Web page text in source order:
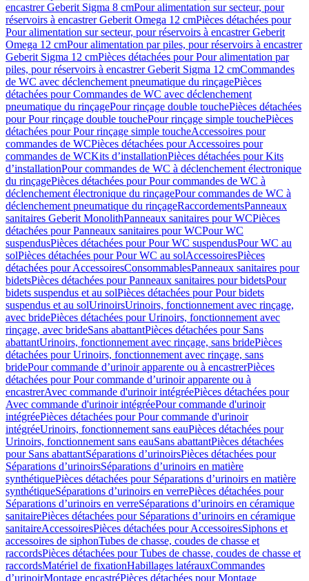
encastrer Geberit Sigma 8 cmPour alimentation sur secteur, pour
réservoirs à encastrer Geberit Omega 12 cmPièces détachées pour
Pour alimentation sur secteur, pour réservoirs à encastrer Geberit
Omega 12 cmPour alimentation par piles, pour réservoirs à encastrer
Geberit Sigma 12 cmPièces détachées pour Pour alimentation par
piles, pour réservoirs à encastrer Geberit Sigma 12 cmCommandes
de WC avec déclenchement pneumatique du rinçagePièces
détachées pour Commandes de WC avec déclenchement
pneumatique du rinçagePour rinçage double touchePièces détachées
pour Pour rinçage double touchePour rinçage simple touchePièces
détachées pour Pour rinçage simple toucheAccessoires pour
commandes de WCPièces détachées pour Accessoires pour
commandes de WCKits d’installationPièces détachées pour Kits
d’installationPour commandes de WC à déclenchement électronique
du rinçagePièces détachées pour Pour commandes de WC à
déclenchement électronique du rinçagePour commandes de WC à
déclenchement pneumatique du rinçageRaccordementsPanneaux
sanitaires Geberit MonolithPanneaux sanitaires pour WCPièces
détachées pour Panneaux sanitaires pour WCPour WC
suspendusPièces détachées pour Pour WC suspendusPour WC au
solPièces détachées pour Pour WC au solAccessoiresPièces
détachées pour AccessoiresConsommablesPanneaux sanitaires pour
bidetsPièces détachées pour Panneaux sanitaires pour bidetsPour
bidets suspendus et au solPièces détachées pour Pour bidets
suspendus et au solUrinoirsUrinoirs, fonctionnement avec rinçage,
avec bridePièces détachées pour Urinoirs, fonctionnement avec
rinçage, avec brideSans abattantPièces détachées pour Sans
abattantUrinoirs, fonctionnement avec rinçage, sans bridePièces
détachées pour Urinoirs, fonctionnement avec rinçage, sans
bridePour commande d’urinoir apparente ou à encastrerPièces
détachées pour Pour commande d’urinoir apparente ou à
encastrerAvec commande d'urinoir intégréePièces détachées pour
Avec commande d'urinoir intégréePour commande d'urinoir
intégréePièces détachées pour Pour commande d'urinoir
intégréeUrinoirs, fonctionnement sans eauPièces détachées pour
Urinoirs, fonctionnement sans eauSans abattantPièces détachées
pour Sans abattantSéparations d’urinoirsPièces détachées pour
Séparations d’urinoirsSéparations d’urinoirs en matière
synthétiquePièces détachées pour Séparations d’urinoirs en matière
synthétiqueSéparations d’urinoirs en verrePièces détachées pour
Séparations d’urinoirs en verreSéparations d’urinoirs en céramique
sanitairePièces détachées pour Séparations d’urinoirs en céramique
sanitaireAccessoiresPièces détachées pour AccessoiresSiphons et
accessoires de siphonTubes de chasse, coudes de chasse et
raccordsPièces détachées pour Tubes de chasse, coudes de chasse et
raccordsMatériel de fixationHabillages latérauxCommandes
dʼurinoirMontage encastréPièces détachées pour Montage